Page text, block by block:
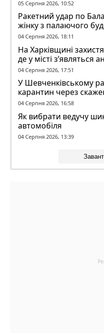
05 Серпня 2026, 10:52
Ракетний удар по
жінку з палаючого
04 Серпня 2026, 18:11
На Харківщині
де у місті з’являться
04 Серпня 2026, 17:51
У Шевченківському
карантин через
04 Серпня 2026, 16:58
Як вибрати ведучу
автомобіля
04 Серпня 2026, 13:39